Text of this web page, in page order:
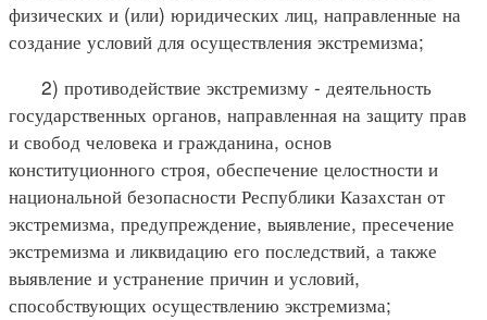
физических и (или) юридических лиц, направленные на
создание условий для осуществления экстремизма;
2) противодействие экстремизму - деятельность
государственных органов, направленная на защиту прав
и свобод человека и гражданина, основ
конституционного строя, обеспечение целостности и
национальной безопасности Республики Казахстан от
экстремизма, предупреждение, выявление, пресечение
экстремизма и ликвидацию его последствий, а также
выявление и устранение причин и условий,
способствующих осуществлению экстремизма;